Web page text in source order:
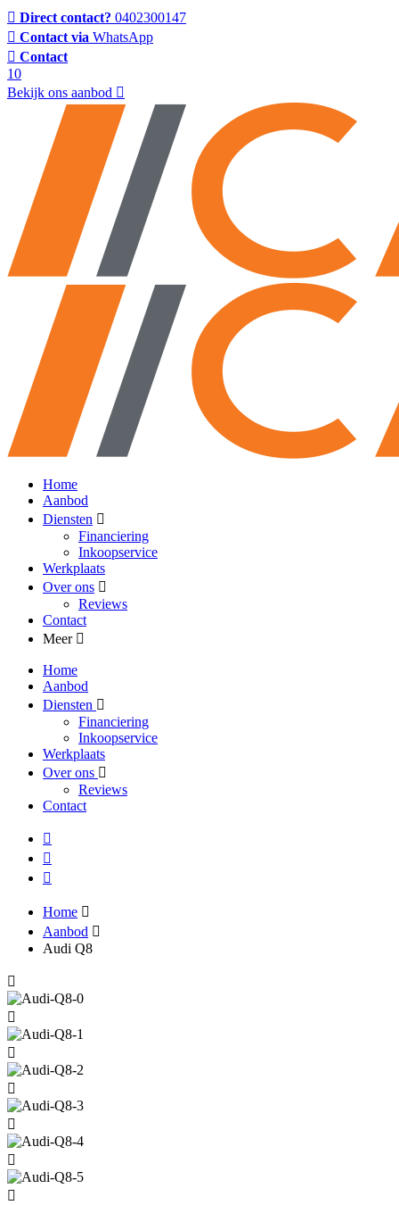
Direct contact? 0402300147
Contact via WhatsApp
Contact
10
Bekijk ons aanbod
Home
Aanbod
Diensten
Financiering
Inkoopservice
Werkplaats
Over ons
Reviews
Contact
Meer
Home
Aanbod
Diensten
Financiering
Inkoopservice
Werkplaats
Over ons
Reviews
Contact
Home
Aanbod
Audi Q8